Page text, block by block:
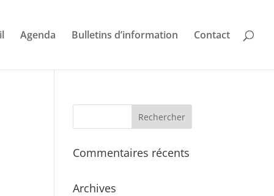
Agenda Bulletins d’information Contact
Commentaires récents
Archives